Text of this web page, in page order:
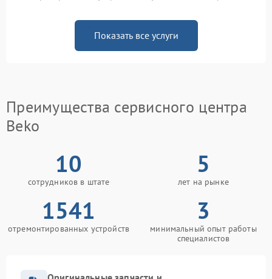
Показать все услуги
Преимущества сервисного центра
Beko
10
сотрудников в штате
5
лет на рынке
1541
отремонтированных устройств
3
минимальный опыт работы
специалистов